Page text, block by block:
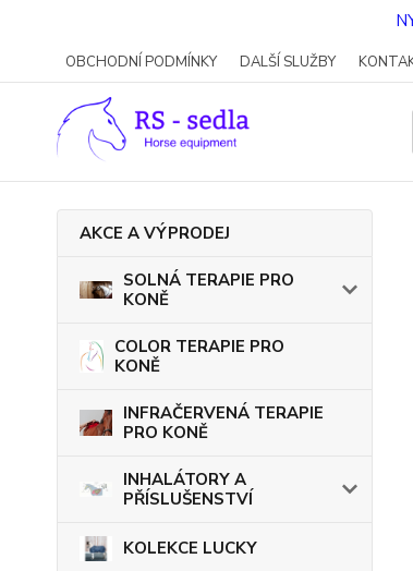
OBCHODNÍ PODMÍNKY DALŠÍ SLUŽBY
AKCE A VÝPRODEJ
SOLNÁ TERAPIE PRO
KONĚ
COLOR TERAPIE PRO
KONĚ
INFRAČERVENÁ TERAPIE
PRO KONĚ
INHALÁTORY A
PŘÍSLUŠENSTVÍ
KOLEKCE LUCKY